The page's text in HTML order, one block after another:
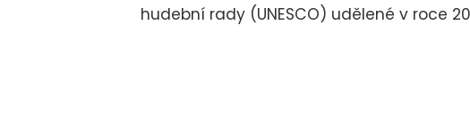
hudební rady (UNESCO) udělené v roce